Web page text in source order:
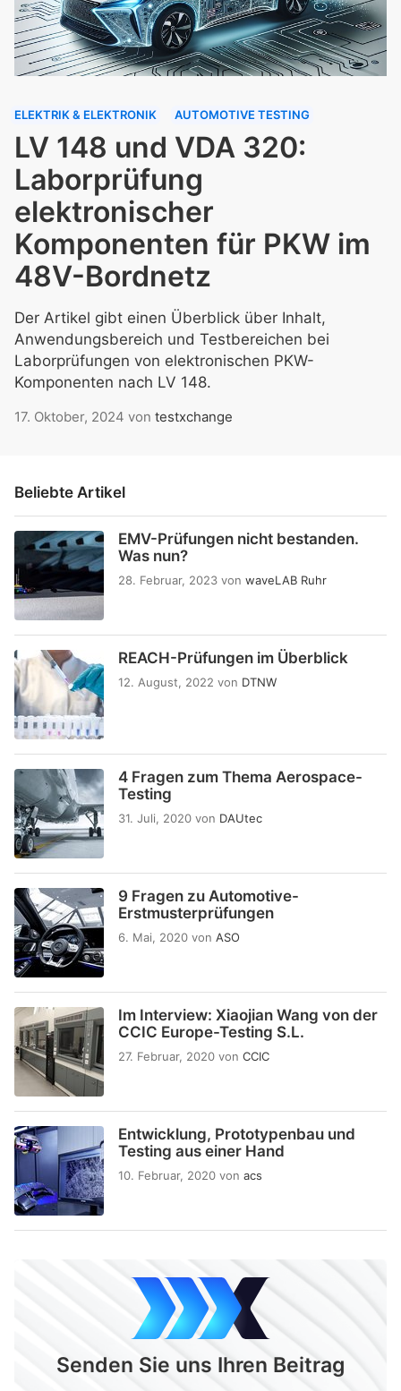
ELEKTRIK & ELEKTRONIK AUTOMOTIVE TESTING
LV 148 und VDA 320:
Laborprüfung
elektronischer
Komponenten für PKW im
48V-Bordnetz
Der Artikel gibt einen Überblick über Inhalt,
Anwendungsbereich und Testbereichen bei
Laborprüfungen von elektronischen PKW-
Komponenten nach LV 148.
17. Oktober, 2024 von testxchange
Beliebte Artikel
EMV-Prüfungen nicht bestanden.
Was nun?
28. Februar, 2023 von waveLAB Ruhr
REACH-Prüfungen im Überblick
12. August, 2022 von DTNW
4 Fragen zum Thema Aerospace-
Testing
31. Juli, 2020 von DAUtec
9 Fragen zu Automotive-
Erstmusterprüfungen
6. Mai, 2020 von ASO
Im Interview: Xiaojian Wang von der
CCIC Europe-Testing S.L.
27. Februar, 2020 von CCIC
Entwicklung, Prototypenbau und
Testing aus einer Hand
10. Februar, 2020 von acs
Senden Sie uns Ihren Beitrag